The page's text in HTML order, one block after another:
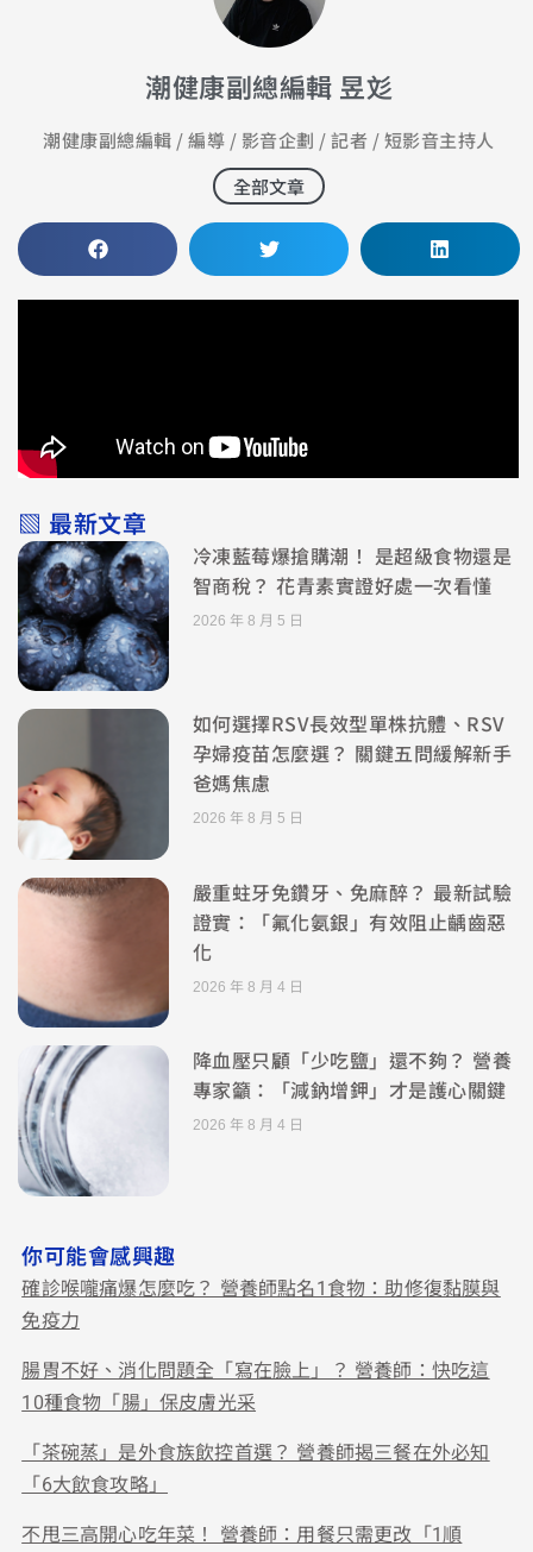
潮健康副總編輯 昱彣
潮健康副總編輯 / 編導 / 影音企劃 / 記者 / 短影音主持人
全部文章
▧ 最新文章
冷凍藍莓爆搶購潮！ 是超級食物還是
智商稅？ 花青素實證好處一次看懂
2026 年 8 月 5 日
如何選擇RSV長效型單株抗體、RSV
孕婦疫苗怎麼選？ 關鍵五問緩解新手
爸媽焦慮
2026 年 8 月 5 日
嚴重蛀牙免鑽牙、免麻醉？ 最新試驗
證實：「氟化氨銀」有效阻止齲齒惡
化
2026 年 8 月 4 日
降血壓只顧「少吃鹽」還不夠？ 營養
專家籲：「減鈉增鉀」才是護心關鍵
2026 年 8 月 4 日
你可能會感興趣
確診喉嚨痛爆怎麼吃？ 營養師點名1食物：助修復黏膜與
免疫力
腸胃不好、消化問題全「寫在臉上」？ 營養師：快吃這
10種食物「腸」保皮膚光采
「茶碗蒸」是外食族飲控首選？ 營養師揭三餐在外必知
「6大飲食攻略」
不甩三高開心吃年菜！ 營養師：用餐只需更改「1順